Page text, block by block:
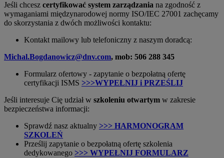
Jeśli chcesz certyfikować system zarządzania na zgodność z
wymaganiami międzynarodowej normy ISO/IEC 27001 zachęcamy
do skorzystania z dwóch możliwości kontaktu:
Kontakt mailowy lub telefoniczny z naszym doradcą:
Michal.Bogdanowicz@dnv.com, mob: 506 288 345
Formularz ofertowy - zapytanie o bezpołatną ofertę
certyfikacji ISMS >>>WYPEŁNIJ i PRZEŚLIJ
Jeśli interesuje Cię udział w szkoleniu otwartym w zakresie
bezpieczeństwa informacji:
Sprawdź nasz aktualny >>> HARMONOGRAM
SZKOLEŃ
Prześlij zapytanie o bezpołatną ofertę szkolenia
dedykowanego >>> WYPEŁNIJ FORMULARZ